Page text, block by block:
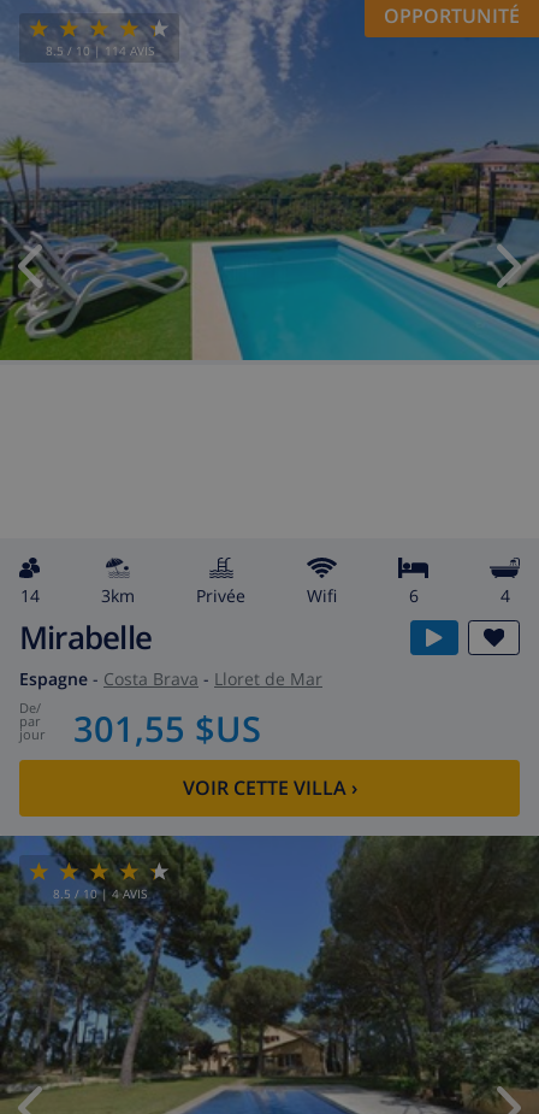
8.5 / 10 | 114 AVIS
OPPORTUNITÉ
14 3km privée wifi 6 4
Mirabelle
Espagne - Costa Brava - Lloret de Mar
de/
par
jour 301,55 $US
VOIR CETTE VILLA›
8.5 / 10 | 4 AVIS